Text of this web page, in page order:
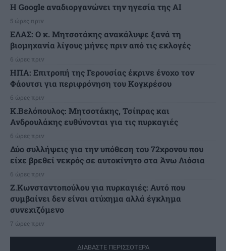
H Google αναδιοργανώνει την ηγεσία της AI
5 ώρες πριν
ΕΛΑΣ: Ο κ. Μητσοτάκης ανακάλυψε ξανά τη
βιομηχανία λίγους μήνες πριν από τις εκλογές
6 ώρες πριν
ΗΠΑ: Επιτροπή της Γερουσίας έκρινε ένοχο τον
Φάουτσι για περιφρόνηση του Κογκρέσου
6 ώρες πριν
K.Βελόπουλος: Μητσοτάκης, Τσίπρας και
Ανδρουλάκης ευθύνονται για τις πυρκαγιές
6 ώρες πριν
Δύο συλλήψεις για την υπόθεση του 72χρονου που
είχε βρεθεί νεκρός σε αυτοκίνητο στα Άνω Λιόσια
6 ώρες πριν
Ζ.Κωνσταντοπούλου για πυρκαγιές: Αυτό που
συμβαίνει δεν είναι ατύχημα αλλά έγκλημα
συνεχιζόμενο
7 ώρες πριν
ΔΙΑΒΑΣΤΕ ΠΕΡΙΣΣΟΤΕΡΑ